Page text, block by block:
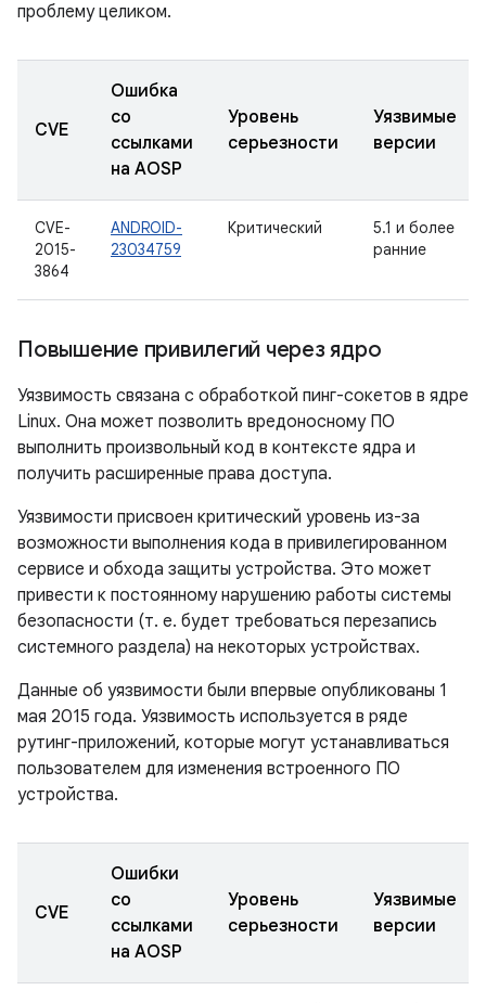
проблему целиком.
CVE
Ошибка
со
ссылками
на AOSP
Уровень
серьезности
Уязвимые
версии
CVE-
2015-
3864
ANDROID-
23034759
Критический
5.1 и более
ранние
Повышение привилегий через ядро
Уязвимость связана с обработкой пинг-сокетов в ядре
Linux. Она может позволить вредоносному ПО
выполнить произвольный код в контексте ядра и
получить расширенные права доступа.
Уязвимости присвоен критический уровень из-за
возможности выполнения кода в привилегированном
сервисе и обхода защиты устройства. Это может
привести к постоянному нарушению работы системы
безопасности (т. е. будет требоваться перезапись
системного раздела) на некоторых устройствах.
Данные об уязвимости были впервые опубликованы 1
мая 2015 года. Уязвимость используется в ряде
рутинг-приложений, которые могут устанавливаться
пользователем для изменения встроенного ПО
устройства.
CVE
Ошибки
со
ссылками
на AOSP
Уровень
серьезности
Уязвимые
версии